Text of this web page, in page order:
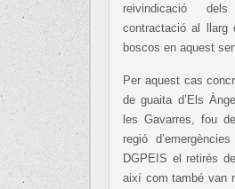
reivindicació
contractació al llarg
boscos en aquest
Per aquest cas
de guaita d’Els
les Gavarres, fou
regió
DGPEIS el retirés
així com també van